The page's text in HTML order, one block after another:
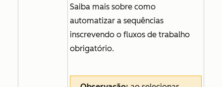
Saiba mais sobre como
automatizar a sequências
inscrevendo o fluxos de trabalho
obrigatório.